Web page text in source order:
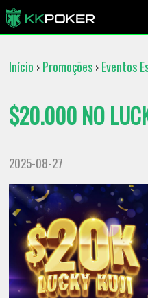
Início › Promoções › Eventos
$20.000 NO
2025-08-27